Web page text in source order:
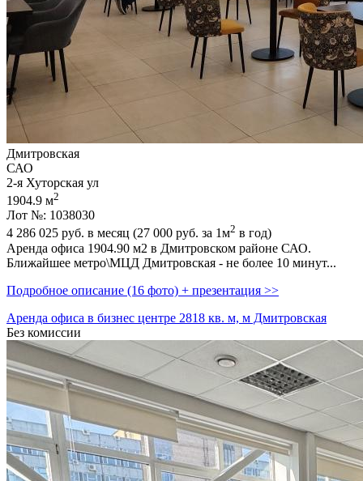
Дмитровская
САО
2-я Хуторская ул
1904.9 м2
Лот №: 1038030
4 286 025 руб. в месяц (27 000 руб. за 1м2 в год)
Аренда офиса 1904.90 м2 в Дмитровском районе САО.
Ближайшее метро\МЦД Дмитровская - не более 10 минут...
Подробное описание (16 фото) + презентация >>
Аренда офиса в бизнес центре 2818 кв. м, м Дмитровская
Без комиссии